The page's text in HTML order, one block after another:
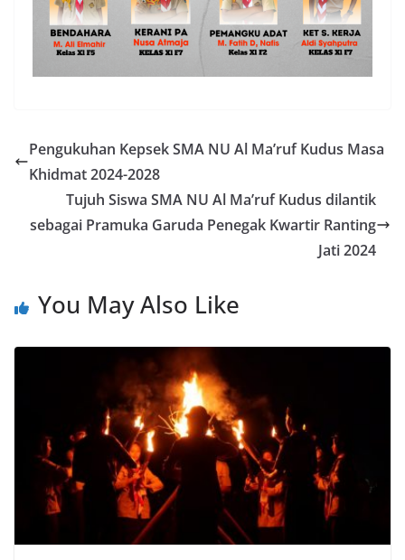
Pengukuhan Kepsek SMA NU Al Ma’ruf Kudus Masa
Khidmat 2024-2028
Tujuh Siswa SMA NU Al Ma’ruf Kudus dilantik
sebagai Pramuka Garuda Penegak Kwartir Ranting
Jati 2024
You May Also Like